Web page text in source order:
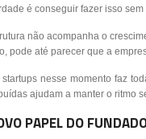
é conseguir fazer isso
não acompanha o
pode até parecer que a
nesse momento faz
ajudam a manter o ritmo
PAPEL DO